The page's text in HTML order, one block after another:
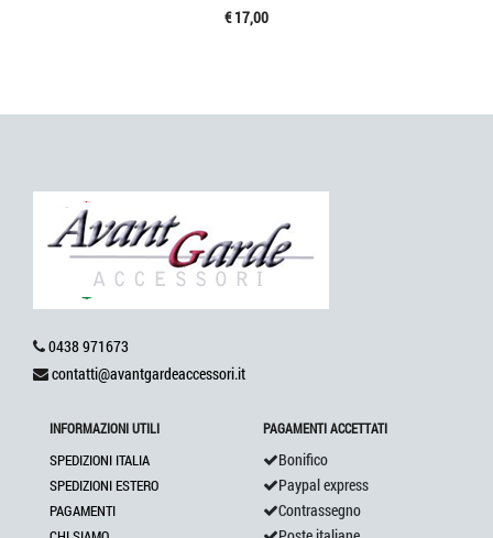
€ 17,00
0438 971673
contatti@avantgardeaccessori.it
INFORMAZIONI UTILI
SPEDIZIONI ITALIA
SPEDIZIONI ESTERO
PAGAMENTI
PAGAMENTI ACCETTATI
Bonifico
Paypal express
Contrassegno